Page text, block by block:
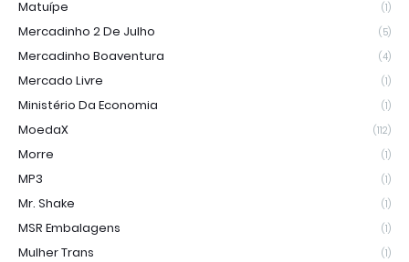
Matuípe (1)
Mercadinho 2 De Julho (5)
Mercadinho Boaventura (4)
Mercado Livre (1)
Ministério Da Economia (1)
MoedaX (112)
Morre (1)
MP3 (1)
Mr. Shake (1)
MSR Embalagens (1)
Mulher Trans (1)